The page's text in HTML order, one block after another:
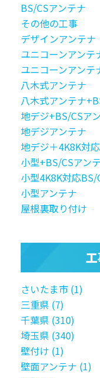
BS/CSアンテナ
その他の工事
デザインアンテナ
ユニコーンアンテ
ユニコーンアンテ
八木式アンテナ
八木式アンテナ
地デジ+BS/CSア
地デジアンテナ
地デジ＋4K8K対
小型+BS/CSアン
小型4K8K対応BS/
小型アンテナ
屋根裏取り付け
さいたま市 (1)
三重県 (7)
千葉県 (310)
埼玉県 (340)
壁付け (1)
壁面アンテナ (1)